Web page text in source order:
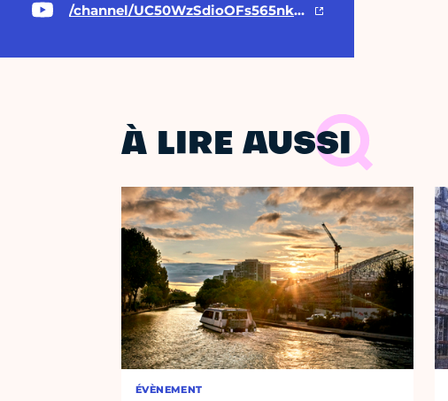
/channel/UC50WzSdioOFs565nk8oEveQ
À LIRE AUSSI
ÉVÈNEMENT